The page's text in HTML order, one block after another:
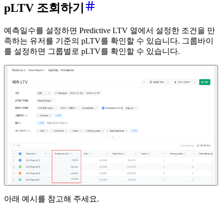
pLTV 조회하기
예측일수를 설정하면 Predictive LTV 열에서 설정한 조건을 만
족하는 유저를 기준의 pLTV를 확인할 수 있습니다. 그룹바이
를 설정하면 그룹별로 pLTV를 확인할 수 있습니다.
아래 예시를 참고해 주세요.